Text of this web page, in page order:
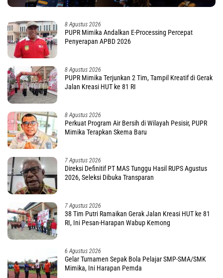
8 Agustus 2026
PUPR Mimika Andalkan E-Processing Percepat
Penyerapan APBD 2026
8 Agustus 2026
PUPR Mimika Terjunkan 2 Tim, Tampil Kreatif di Gerak
Jalan Kreasi HUT ke 81 RI
8 Agustus 2026
Perkuat Program Air Bersih di Wilayah Pesisir, PUPR
Mimika Terapkan Skema Baru
7 Agustus 2026
Direksi Definitif PT MAS Tunggu Hasil RUPS Agustus
2026, Seleksi Dibuka Transparan
7 Agustus 2026
38 Tim Putri Ramaikan Gerak Jalan Kreasi HUT ke 81
RI, Ini Pesan-Harapan Wabup Kemong
6 Agustus 2026
Gelar Turnamen Sepak Bola Pelajar SMP-SMA/SMK
Mimika, Ini Harapan Pemda